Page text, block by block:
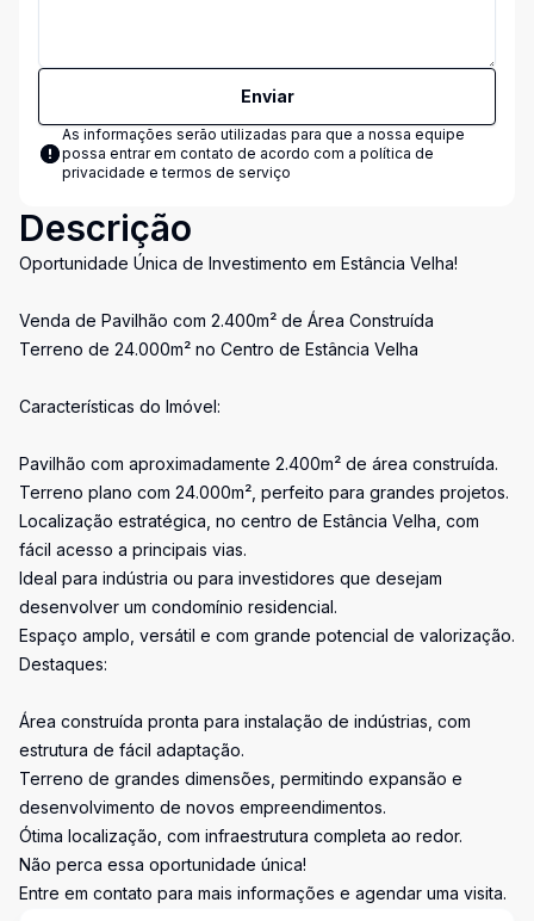
Enviar
As informações serão utilizadas para que a nossa equipe
possa entrar em contato de acordo com a política de
privacidade e termos de serviço
Descrição
Oportunidade Única de Investimento em Estância Velha!
Venda de Pavilhão com 2.400m² de Área Construída
Terreno de 24.000m² no Centro de Estância Velha
Características do Imóvel:
Pavilhão com aproximadamente 2.400m² de área construída.
Terreno plano com 24.000m², perfeito para grandes projetos.
Localização estratégica, no centro de Estância Velha, com
fácil acesso a principais vias.
Ideal para indústria ou para investidores que desejam
desenvolver um condomínio residencial.
Espaço amplo, versátil e com grande potencial de valorização.
Destaques:
Área construída pronta para instalação de indústrias, com
estrutura de fácil adaptação.
Terreno de grandes dimensões, permitindo expansão e
desenvolvimento de novos empreendimentos.
Ótima localização, com infraestrutura completa ao redor.
Não perca essa oportunidade única!
Entre em contato para mais informações e agendar uma visita.